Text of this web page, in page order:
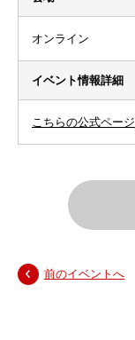
オンライン
イベント情報詳細
こちらの公式ページ
前のイベントへ